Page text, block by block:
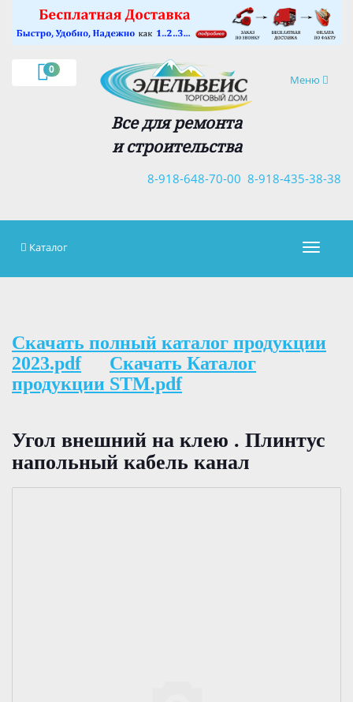
0
Навигация
Меню
Все для ремонта
и строительства
8-918-435-38-38
8-918-648-70-00
×
Каталог
Скачать полный каталог продукции
2023.pdf
Скачать Каталог
продукции STM.pdf
Угол внешний на клею . Плинтус
напольный кабель канал